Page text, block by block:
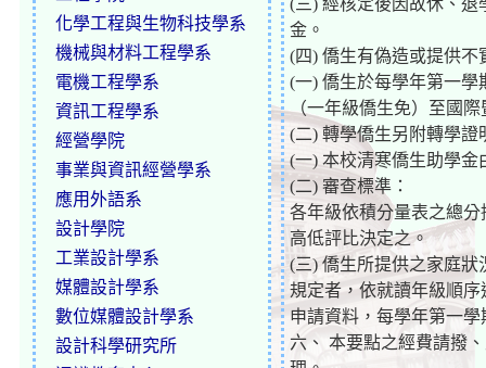
化學工程與生物科技學系
機械與材料工程學系
電機工程學系
資訊工程學系
經營學院
事業與資訊經營學系
應用外語系
設計學院
工業設計學系
媒體設計學系
數位媒體設計學系
設計科學研究所
(三) 經核定後因故休、
金。
(四) 僑生有偽造或提供
(一) 僑生於每學年第一
（一年級僑生免）至國
(二) 轉學僑生另附轉學
(一) 本校清寒僑生助學
(二) 審查標準：
各年級依積分量表之總
高低評比決定之。
(三) 僑生所提供之家庭
規定者，依就讀年級順
申請資料，每學年第一
六、 本要點之經費請撥